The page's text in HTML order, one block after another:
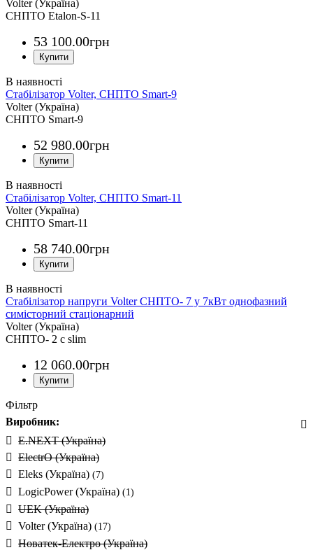
Volter (Україна)
СНПТО Etalon-S-11
53 100.00грн
Стабілізатор Volter, СНПТО Smart-9
Volter (Україна)
СНПТО Smart-9
52 980.00грн
Стабілізатор Volter, СНПТО Smart-11
Volter (Україна)
СНПТО Smart-11
58 740.00грн
Стабілізатор напруги Volter СНПТО- 7 у 7кВт однофазний
симісторний стаціонарний
Volter (Україна)
СНПТО- 2 с slim
12 060.00грн
Фільтр
Виробник:
E.NEXT (Україна)
ElectrO (Україна)
Eleks (Україна) (7)
LogicPower (Україна) (1)
UEK (Україна)
Volter (Україна) (17)
Новатек-Електро (Україна)